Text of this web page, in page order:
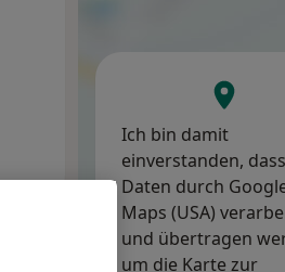
Mi,
12 Aug
Do,
13 Aug
Ich bin damit
einverstanden, dass
Daten durch
Maps (USA)
und übertragen
um die Karte zur